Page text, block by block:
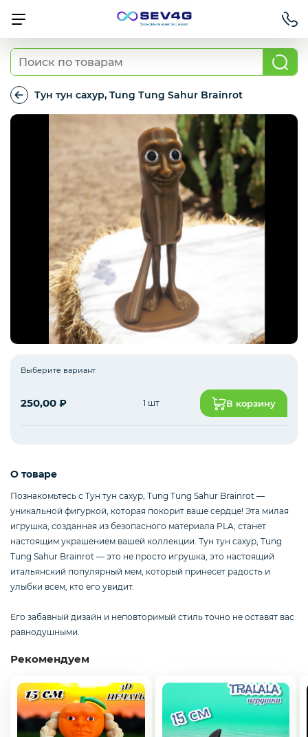
Тарифы
Умный дом
Для Автомобиля
Освещение
Мобильные аксессуары
Телевизоры
Для бизнеса
Смартфоны / Телефоны
Комплектующие ПК
Тун тyн сахур, Tung Тung Sahur Brainrot
Тун
Выберите вариант
250,00 ₽ 1 шт В корзину
О товаре
Познакомьтесь с Тун тyн сахур, Tung Тung Sahur Brainrot —
уникальной фигуркой, которая покорит ваше сердце! Эта милая
игрушка, созданная из безопасного материала PLA, станет
настоящим украшением вашей коллекции. Тун тyн сахур, Tung
Тung Sahur Brainrot — это не просто игрушка, это настоящий
итальянский популярный мем, который принесет радость и
улыбки всем, кто его увидит.
Его забавный дизайн и неповторимый стиль точно не оставят вас
равнодушными.
Рекомендуем